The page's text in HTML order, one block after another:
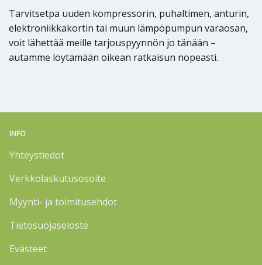
Tarvitsetpa uuden kompressorin, puhaltimen, anturin,
elektroniikkakortin tai muun lämpöpumpun varaosan,
voit lähettää meille tarjouspyynnön jo tänään –
autamme löytämään oikean ratkaisun nopeasti.
INFO
Yhteystiedot
Verkkolaskutusosoite
Myynti- ja toimitusehdot
Tietosuojaseloste
Evästeet